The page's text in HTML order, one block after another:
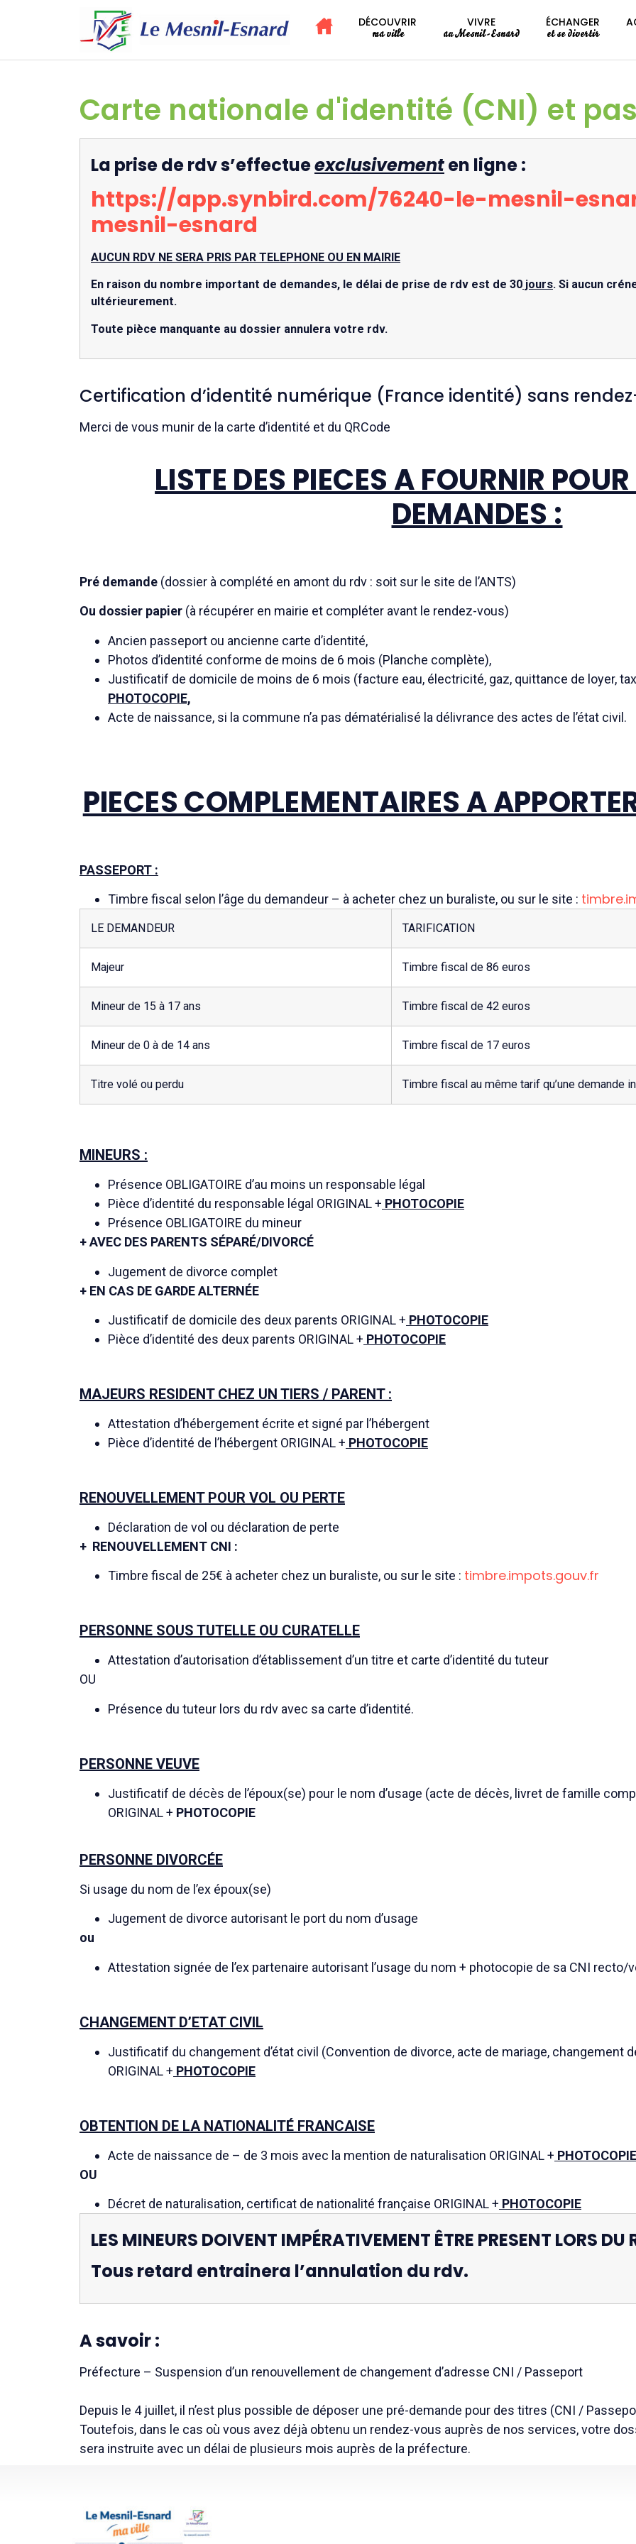
DÉCOUVRIR
ma ville
VIVRE
au Mesnil-Esnard
ÉCHANGER
et se divertir
Carte nationale d'identité (CNI) et
La prise de rdv s’effectueexclusivementen ligne :
https://app.synbird.com/76240-le-mesnil-
mesnil-esnard
AUCUN RDV NE SERA PRIS PAR TELEPHONE OU EN MAIRIE
En raison du nombre important de demandes, le délai de prise de rdv est de 30 jours. Si aucun
ultérieurement.
Toute pièce manquante au dossier annulera votre rdv.
Certification d’identité numérique (France identité) sans
Merci de vous munir de la carte d’identité et du QRCode
LISTE DES PIECES A FOURNIR
DEMANDES :
Pré demande (dossier à complété en amont du rdv : soit sur le site de l’ANTS)
Ou dossier papier (à récupérer en mairie et compléter avant le rendez-vous)
Ancien passeport ou ancienne carte d’identité,
Photos d’identité conforme de moins de 6 mois (Planche complète),
Justificatif de domicile de moins de 6 mois (facture eau, électricité, gaz, quittance de loyer,
PHOTOCOPIE,
Acte de naissance, si la commune n’a pas dématérialisé la délivrance des actes de l’état civil.
PIECES COMPLEMENTAIRES A
PASSEPORT :
Timbre fiscal selon l’âge du demandeur – à acheter chez un buraliste, ou sur le site :
LE DEMANDEUR TARIFICATION
Majeur Timbre fiscal de 86 euros
Mineur de 15 à 17 ans Timbre fiscal de 42 euros
Mineur de 0 à de 14 ans Timbre fiscal de 17 euros
Titre volé ou perdu Timbre fiscal au même tarif qu’une demande
MINEURS :
Présence OBLIGATOIRE d’au moins un responsable légal
Pièce d’identité du responsable légal ORIGINAL + PHOTOCOPIE
Présence OBLIGATOIRE du mineur
+ AVEC DES PARENTS SÉPARÉ/DIVORCÉ
Jugement de divorce complet
+ EN CAS DE GARDE ALTERNÉE
Justificatif de domicile des deux parents ORIGINAL + PHOTOCOPIE
Pièce d’identité des deux parents ORIGINAL + PHOTOCOPIE
MAJEURS RESIDENT CHEZ UN TIERS / PARENT :
Attestation d’hébergement écrite et signé par l’hébergent
Pièce d’identité de l’hébergent ORIGINAL + PHOTOCOPIE
RENOUVELLEMENT POUR VOL OU PERTE
Déclaration de vol ou déclaration de perte
+ RENOUVELLEMENT CNI :
Timbre fiscal de 25€ à acheter chez un buraliste, ou sur le site : timbre.impots.gouv.fr
PERSONNE SOUS TUTELLE OU CURATELLE
Attestation d’autorisation d’établissement d’un titre et carte d’identité du tuteur
OU
Présence du tuteur lors du rdv avec sa carte d’identité.
PERSONNE VEUVE
Justificatif de décès de l’époux(se) pour le nom d’usage (acte de décès, livret de famille
ORIGINAL + PHOTOCOPIE
PERSONNE DIVORCÉE
Si usage du nom de l’ex époux(se)
Jugement de divorce autorisant le port du nom d’usage
ou
Attestation signée de l’ex partenaire autorisant l’usage du nom + photocopie de sa CNI recto/
CHANGEMENT D’ETAT CIVIL
Justificatif du changement d’état civil (Convention de divorce, acte de mariage, changement
ORIGINAL + PHOTOCOPIE
OBTENTION DE LA NATIONALITÉ FRANCAISE
Acte de naissance de – de 3 mois avec la mention de naturalisation ORIGINAL + PHOTOCOPIE
OU
Décret de naturalisation, certificat de nationalité française ORIGINAL + PHOTOCOPIE
LES MINEURS DOIVENT IMPÉRATIVEMENT ÊTRE PRESENT LORS DU
Tous retard entrainera l’annulation du rdv.
A savoir :
Préfecture – Suspension d’un renouvellement de changement d’adresse CNI / Passeport
Depuis le 4 juillet, il n’est plus possible de déposer une pré-demande pour des titres (CNI /
Toutefois, dans le cas où vous avez déjà obtenu un rendez-vous auprès de nos services, votre
sera instruite avec un délai de plusieurs mois auprès de la préfecture.